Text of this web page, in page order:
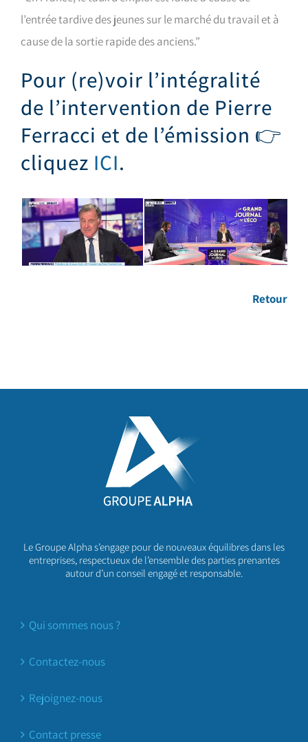
l’entrée tardive des jeunes sur le marché du travail et à
cause de la sortie rapide des anciens.”
Pour (re)voir l’intégralité
de l’intervention de Pierre
Ferracci et de l’émission 👉
cliquez ICI.
Retour
Le Groupe Alpha s’engage pour de nouveaux équilibres dans les
entreprises, respectueux de l’ensemble des parties prenantes
autour d’un conseil engagé et responsable.
Qui sommes nous ?
Contactez-nous
Rejoignez-nous
Contact presse